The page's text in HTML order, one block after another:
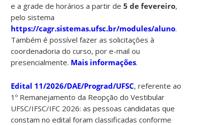
e a grade de horários a partir de5 de fevereiro,
pelo sistema
https://cagr.sistemas.ufsc.br/modules/aluno.
Também é possível fazer as solicitações à
coordenadoria do curso, por e-mail ou
presencialmente. Mais informações.
Edital 11/2026/DAE/Prograd/UFSC, referente ao
1º Remanejamento da Reopção do Vestibular
UFSC/IFSC/IFC 2026: as pessoas candidatas que
constam no edital foram classificadas conforme